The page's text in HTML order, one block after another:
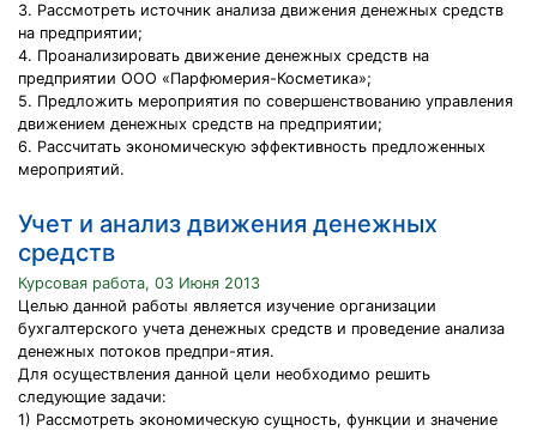
3. Рассмотреть источник анализа движения денежных средств
на предприятии;
4. Проанализировать движение денежных средств на
предприятии ООО «Парфюмерия-Косметика»;
5. Предложить мероприятия по совершенствованию управления
движением денежных средств на предприятии;
6. Рассчитать экономическую эффективность предложенных
мероприятий.
Учет и анализ движения денежных
средств
Курсовая работа, 03 Июня 2013
Целью данной работы является изучение организации
бухгалтерского учета денежных средств и проведение анализа
денежных потоков предпри-ятия.
Для осуществления данной цели необходимо решить
следующие задачи:
1) Рассмотреть экономическую сущность, функции и значение